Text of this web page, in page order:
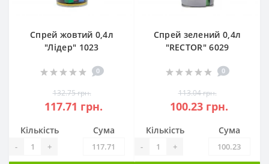
Спрей жовтий 0,4л
"Лідер" 1023
0
132.75 грн.
117.71 грн.
Кількість
- +
Сума
Спрей зелений 0,4л
"RECTOR" 6029
0
113.04 грн.
100.23 грн.
Кількість
- +
Сума